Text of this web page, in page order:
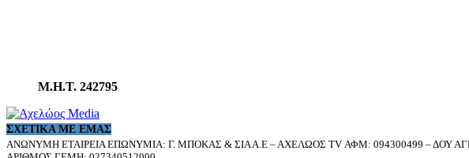
Μ.Η.Τ. 242795
ΣΧΕΤΙΚΆ ΜΕ ΕΜΆΣ
ΑΝΩΝΥΜΗ ΕΤΑΙΡΕΙΑ ΕΠΩΝΥΜΙΑ: Γ. ΜΠΟΚΑΣ & ΣΙΑ Α.Ε – ΑΧΕΛΩΟΣ TV ΑΦΜ: 094300499 – ΔΟΥ